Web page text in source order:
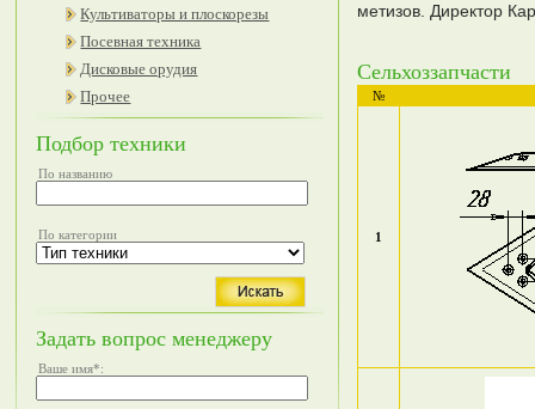
Культиваторы и плоскорезы
Посевная техника
Дисковые орудия
Прочее
Подбор техники
По названию
По категории
Задать вопрос менеджеру
Ваше имя*:
метизов. Директор
Сельхоззапчасти
№
1